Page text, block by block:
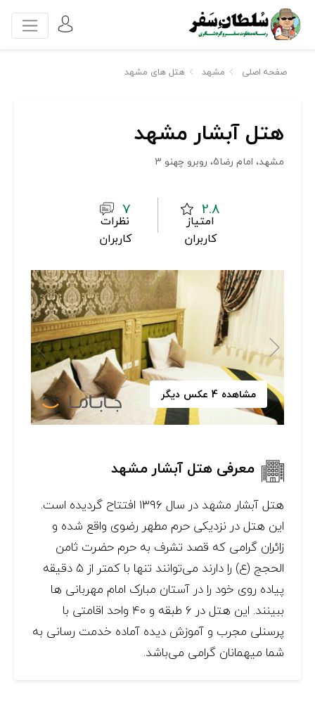
صفحه اصلی مشهد هتل های مشهد
هتل آبشار مشهد
مشهد، امام رضا5، روبرو چهنو 3
2.8
امتیاز
کاربران
7
نظرات
کاربران
مشاهده 4 عکس دیگر
معرفی هتل آبشار مشهد
هتل آبشار مشهد در سال ۱۳۹۶ افتتاح گردیده است.
این هتل در نزدیکی حرم مطهر رضوی واقع شده و
زائران گرامی که قصد تشرف به حرم حضرت ثامن
الحجج (ع) را دارند می‌توانند تنها با کمتر از ۵ دقیقه
پیاده روی خود را در آستان مبارک امام مهربانی ها
ببینند. این هتل در ۶ طبقه و ۴۰ واحد اقامتی با
پرسنلی مجرب و آموزش دیده آماده خدمت رسانی به
شما میهمانان گرامی می‌باشد.